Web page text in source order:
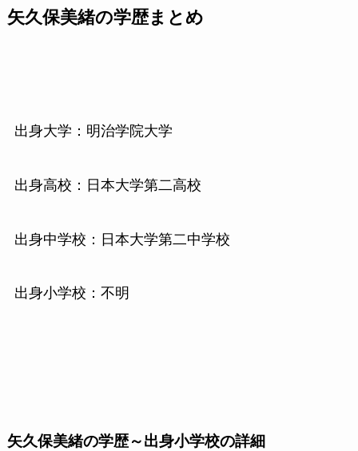
矢久保美緒の学歴まとめ
出身大学：明治学院大学
出身高校：日本大学第二高校
出身中学校：日本大学第二中学校
出身小学校：不明
矢久保美緒の学歴～出身小学校の詳細